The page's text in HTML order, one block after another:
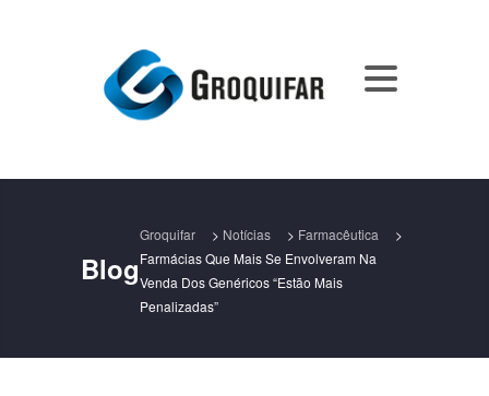
Blog
Groquifar > Notícias > Farmacêutica
>
Farmácias Que Mais Se Envolveram Na
Venda Dos Genéricos “estão Mais
Penalizadas”